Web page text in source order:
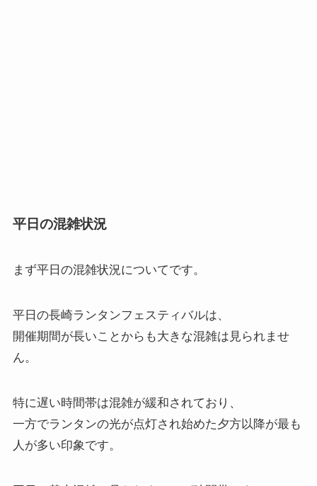
平日の混雑状況
まず平日の混雑状況についてです。
平日の長崎ランタンフェスティバルは、
開催期間が長いことからも大きな混雑は見られませ
ん。
特に遅い時間帯は混雑が緩和されており、
一方でランタンの光が点灯され始めた夕方以降が最も
人が多い印象です。